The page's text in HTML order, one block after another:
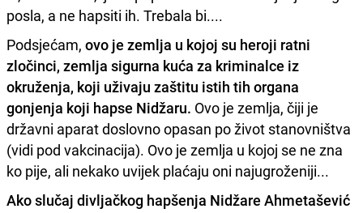
posla, a ne hapsiti ih. Trebala bi....
Podsjećam, ovo je zemlja u kojoj su heroji ratni
zločinci, zemlja sigurna kuća za kriminalce iz
okruženja, koji uživaju zaštitu istih tih organa
gonjenja koji hapse Nidžaru. Ovo je zemlja, čiji je
državni aparat doslovno opasan po život stanovništva
(vidi pod vakcinacija). Ovo je zemlja u kojoj se ne zna
ko pije, ali nekako uvijek plaćaju oni najugroženiji...
Ako slučaj divljačkog hapšenja Nidžare Ahmetašević